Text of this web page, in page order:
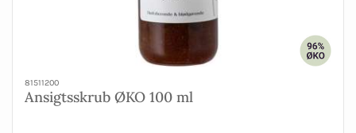
81511200
Ansigtsskrub ØKO 100 ml